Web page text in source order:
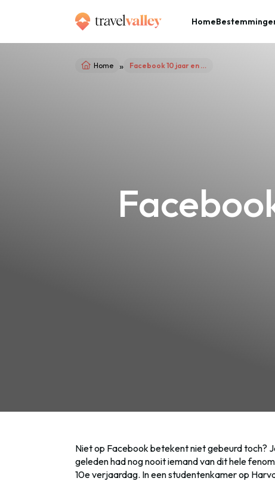
Home
Home » Facebook 10 jaar en altijd mee op reis!
Niet op Facebook betekent niet gebeurd toch?
geleden had nog nooit iemand van dit hele
10e verjaardag. In een studentenkamer op